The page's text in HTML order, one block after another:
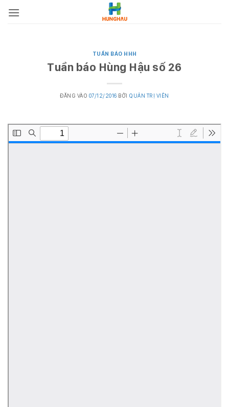
qua
TUẦN BÁO HHH
Tuần báo Hùng Hậu số 26
ĐĂNG VÀO 07/12/2016 BỞI QUẢN TRỊ VIÊN